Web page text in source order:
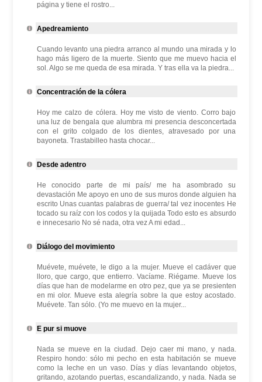
página y tiene el rostro...
Apedreamiento
Cuando levanto una piedra arranco al mundo una mirada y lo
hago más ligero de la muerte. Siento que me muevo hacia el
sol. Algo se me queda de esa mirada. Y tras ella va la piedra...
Concentración de la cólera
Hoy me calzo de cólera. Hoy me visto de viento. Corro bajo
una luz de bengala que alumbra mi presencia desconcertada
con el grito colgado de los dientes, atravesado por una
bayoneta. Trastabilleo hasta chocar...
Desde adentro
He conocido parte de mi país/ me ha asombrado su
devastación Me apoyo en uno de sus muros donde alguien ha
escrito Unas cuantas palabras de guerra/ tal vez inocentes He
tocado su raíz con los codos y la quijada Todo esto es absurdo
e innecesario No sé nada, otra vez A mi edad...
Diálogo del movimiento
Muévete, muévete, le digo a la mujer. Mueve el cadáver que
lloro, que cargo, que entierro. Vacíame. Riégame. Mueve los
días que han de modelarme en otro pez, que ya se presienten
en mi olor. Mueve esta alegría sobre la que estoy acostado.
Muévete. Tan sólo. (Yo me muevo en la mujer...
E pur si muove
Nada se mueve en la ciudad. Dejo caer mi mano, y nada.
Respiro hondo: sólo mi pecho en esta habitación se mueve
como la leche en un vaso. Días y días levantando objetos,
gritando, azotando puertas, escandalizando, y nada. Nada se